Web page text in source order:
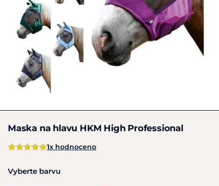
Maska na hlavu HKM High Professional
1x hodnoceno
Vyberte barvu